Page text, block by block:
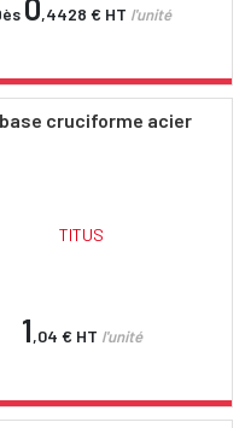
0,4428 € HT l'unité
cruciforme acier
TITUS
1,04 € HT l'unité